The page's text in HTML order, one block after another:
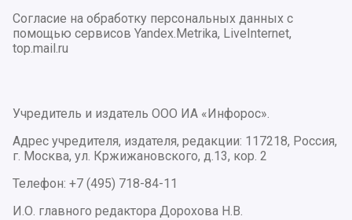
Согласие на обработку персональных данных с
помощью сервисов Yandex.Metrika, LiveInternet,
top.mail.ru
Учредитель и издатель ООО ИА «Инфорос».
Адрес учредителя, издателя, редакции: 117218, Россия,
г. Москва, ул. Кржижановского, д.13, кор. 2
Телефон: +7 (495) 718-84-11
И.О. главного редактора Дорохова Н.В.